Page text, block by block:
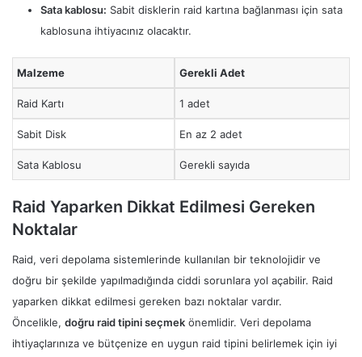
Sata kablosu: Sabit disklerin raid kartına bağlanması için sata
kablosuna ihtiyacınız olacaktır.
Malzeme Gerekli Adet
Raid Kartı 1 adet
Sabit Disk En az 2 adet
Sata Kablosu Gerekli sayıda
Raid Yaparken Dikkat Edilmesi Gereken
Noktalar
Raid, veri depolama sistemlerinde kullanılan bir teknolojidir ve
doğru bir şekilde yapılmadığında ciddi sorunlara yol açabilir. Raid
yaparken dikkat edilmesi gereken bazı noktalar vardır.
Öncelikle, doğru raid tipini seçmek önemlidir. Veri depolama
ihtiyaçlarınıza ve bütçenize en uygun raid tipini belirlemek için iyi